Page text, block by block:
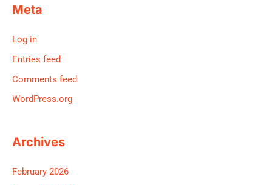
Meta
Log in
Entries feed
Comments feed
WordPress.org
Archives
February 2026